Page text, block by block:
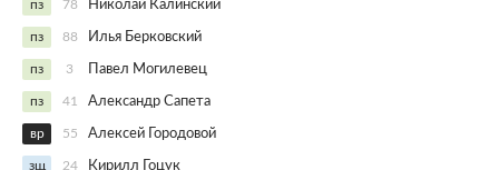
пз 78 Николай Калинский
пз 88 Илья Берковский
пз 3 Павел Могилевец
пз 41 Александр Сапета
вр 55 Алексей Городовой
зщ 24 Кирилл Гоцук